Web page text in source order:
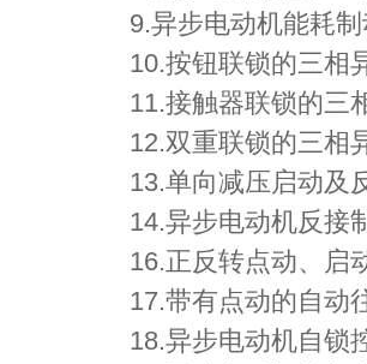
9.异步电动
10.按钮联锁
11.接触器联锁的三
12.双重联锁的三相
13.单向减压启动及
14.异步电动机反接
16.正反转点动、启
17.带有点动的自动
18.异步电动机自锁